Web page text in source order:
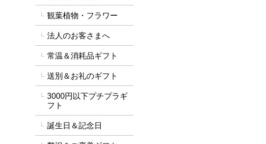
観葉植物・フラワー
法人のお客さまへ
常温＆消耗品ギフト
送別＆お礼のギフト
3000円以下プチプラギ
フト
誕生日＆記念日